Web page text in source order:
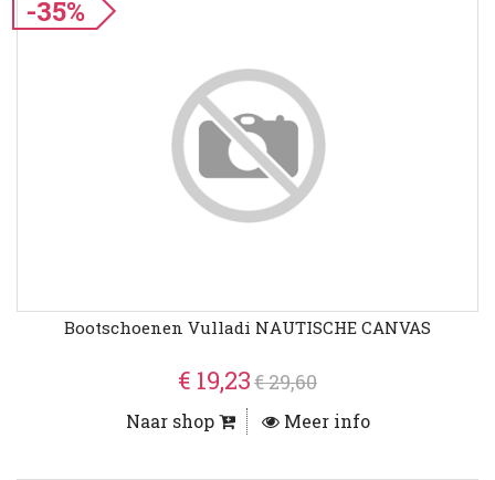
-35%
Bootschoenen Vulladi NAUTISCHE CANVAS
€ 19,23€ 29,60
Naar shop Meer info